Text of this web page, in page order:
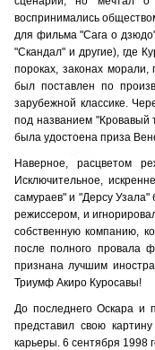
воспринимались
для фильма "Сага о
"Скандал" и другие), где
пороках, законах
был поставлен по
зарубежной классике.
под названием "Кровавый
была удостоена приза
Наверное, расцветом
Исключительное,
самураев" и "Дерсу
режиссером, и
собственную компанию,
после полного провала
признана лучшим
Триумф Акиро Куросавы!
До последнего Оскара и
представил свою
карьеры. 6 сентября 1998